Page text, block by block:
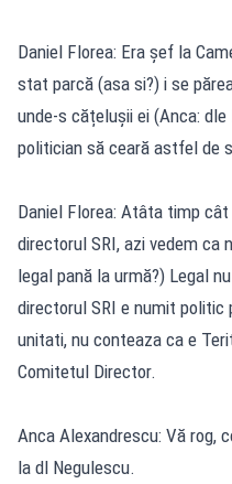
Daniel Florea: Era șef la
stat parcă (asa si?) i se
unde-s cățelușii ei (Anca:
politician să ceară astfel de
Daniel Florea: Atâta timp
directorul SRI, azi vedem ca
legal pană la urmă?) Legal
directorul SRI e numit
unitati, nu conteaza ca e
Comitetul Director.
Anca Alexandrescu: Vă rog,
la dl Negulescu.